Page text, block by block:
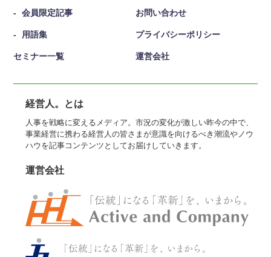
会員限定記事
用語集
セミナー一覧
お問い合わせ
プライバシーポリシー
運営会社
経営人。とは
人事を戦略に変えるメディア。市況の変化が激しい昨今の中で、
事業経営に携わる経営人の皆さまが意識を向けるべき潮流やノウ
ハウを記事コンテンツとしてお届けしていきます。
運営会社